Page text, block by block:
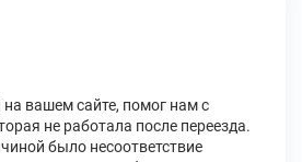
вашем сайте, помог нам с
не работала после переезда.
было несоответствие